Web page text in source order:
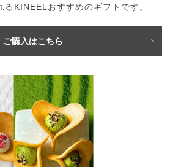
KINEELおすすめのギフトです。
ご購入はこちら